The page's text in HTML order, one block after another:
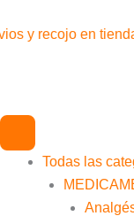
al
y recojo en
Todas las